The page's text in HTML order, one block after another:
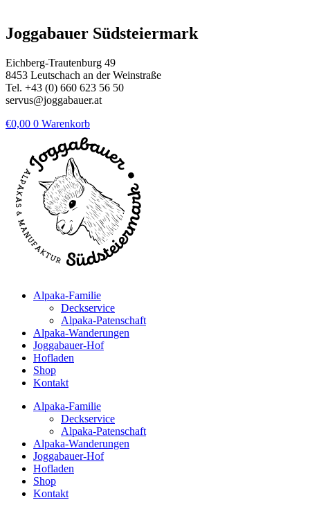
Joggabauer Südsteiermark
Eichberg-Trautenburg 49
8453 Leutschach an der Weinstraße
Tel. +43 (0) 660 623 56 50
servus@joggabauer.at
€0,00 0 Warenkorb
Alpaka-Familie
Deckservice
Alpaka-Patenschaft
Alpaka-Wanderungen
Joggabauer-Hof
Hofladen
Shop
Kontakt
Alpaka-Familie
Deckservice
Alpaka-Patenschaft
Alpaka-Wanderungen
Joggabauer-Hof
Hofladen
Shop
Kontakt